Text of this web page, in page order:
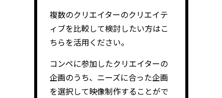
複数のクリエイターのクリエイテ
ィブを比較して検討したい方はこ
ちらを活用ください。
コンペに参加したクリエイターの
企画のうち、ニーズに合った企画
を選択して映像制作することがで